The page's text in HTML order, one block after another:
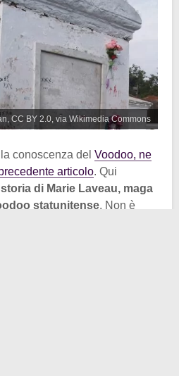
CC BY 2.0, via Wikimedia Commons
conoscenza del Voodoo, ne
articolo. Qui
storia di Marie Laveau, maga
statunitense. Non è